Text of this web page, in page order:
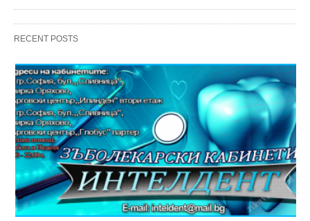
RECENT POSTS